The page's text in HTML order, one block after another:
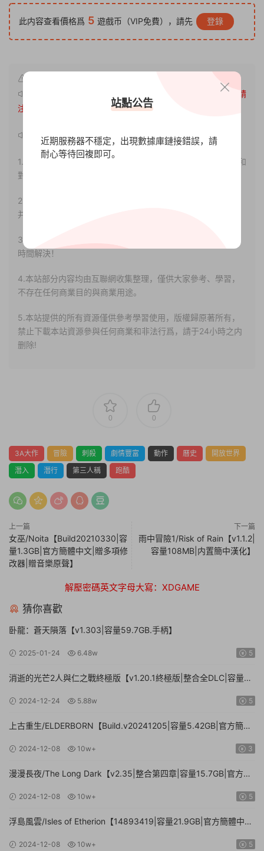
此内容查看價格爲 5 遊戲币（VIP免費），請先 登錄
，轉載請
注明出處。
聲明：
1.本站部分内容轉載自其它媒體，但并不代表本站贊同其觀點和
對其真實性負責。
2.若您需要商業運營或用于其他商業活動，請您購買正版授權
并合法使用。
3.如果本站有侵犯、不妥之處的資源，請聯系我們。将會第一
時間解決！
4.本站部分内容均由互聯網收集整理，僅供大家參考、學習，
不存在任何商業目的與商業用途。
5.本站提供的所有資源僅供參考學習使用，版權歸原著所有，
禁止下載本站資源參與任何商業和非法行爲，請于24小時之内
删除!
0 0
3A大作 冒險 刺殺 劇情豐富 動作 曆史
開放世界
潛入
潛行 第三人稱 跑酷
上一篇
女巫/Noita【Build20210330|容
量1.3GB|官方簡體中文|贈多項修
改器|贈音樂原聲】
下一篇
雨中冒險1/Risk of Rain【v1.1.2|
容量108MB|内置簡中漢化】
解壓密碼英文字母大寫：XDGAME
猜你喜歡
卧龍：蒼天隕落【v1.303|容量59.7GB.手柄】
2025-01-24 6.48w 5
消逝的光芒2人與仁之戰終極版【v1.20.1終極版|整合全DLC|容量
2024-12-24 5.88w 5
上古重生/ELDERBORN【Build.v20241205|容量5.42GB|官方簡體
2024-12-08 10w+ 3
漫漫長夜/The Long Dark【v2.35|整合第四章|容量15.7GB|官方簡
2024-12-08 10w+ 5
浮島風雲/Isles of Etherion【14893419|容量21.9GB|官方簡體中
2024-12-08 10w+ 5
站點公告
近期服務器不穩定，出現數據庫鏈接錯誤，請
耐心等待回複即可。